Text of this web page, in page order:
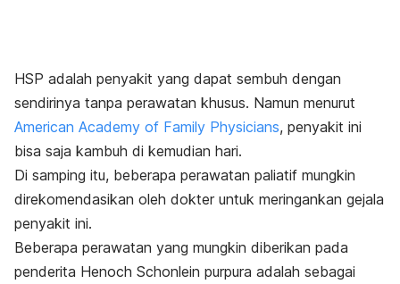
HSP adalah penyakit yang dapat sembuh dengan
sendirinya tanpa perawatan khusus. Namun menurut
American Academy of Family Physicians, penyakit ini
bisa saja kambuh di kemudian hari.
Di samping itu, beberapa perawatan paliatif mungkin
direkomendasikan oleh dokter untuk meringankan gejala
penyakit ini.
Beberapa perawatan yang mungkin diberikan pada
penderita Henoch Schonlein purpura adalah sebagai